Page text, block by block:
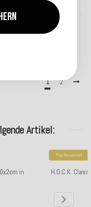
1 2
Artikel:
in
Top bewertet
H.O.C.K.